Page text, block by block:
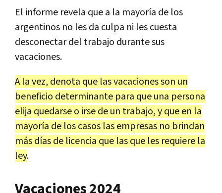
El informe revela que a la mayoría de los
argentinos no les da culpa ni les cuesta
desconectar del trabajo durante sus
vacaciones.
A la vez, denota que las vacaciones son un
beneficio determinante para que una persona
elija quedarse o irse de un trabajo, y que en la
mayoría de los casos las empresas no brindan
más días de licencia que las que les requiere la
ley.